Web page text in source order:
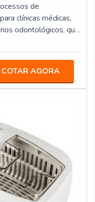
de
clínicas médicas,
odontológicos, que
Acessórios; Placas;
e eficiência, traz
de ambiente médicos,
COTAR AGORA